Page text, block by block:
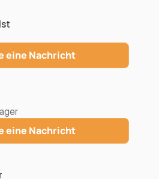
eine Nachricht
eine Nachricht